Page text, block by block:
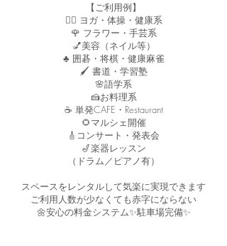
【ご利用例】
🧘‍♀️ ヨガ・体操・健康系
🌹 フラワー・手芸系
💅美容（ネイル等）
♣ 囲碁・将棋・健康麻雀
🖌 書道・学習塾
🌸語学系
🍰お料理系
☕ 単発CAFE・Restaurant
​🌻マルシェ開催
🎸コンサート・発表会
🎷楽器レッスン
（ドラム／ピアノ有）
スペースをレンタルして気楽に実現できます
ご利用人数が少なくても赤字にならない
🌼安心の料金システム✨駐車場完備✨